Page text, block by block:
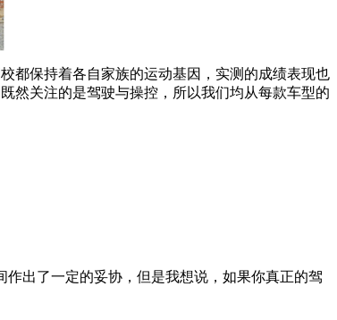
都保持着各自家族的运动基因，实测的成绩表现也
然关注的是驾驶与操控，所以我们均从每款车型的
出了一定的妥协，但是我想说，如果你真正的驾